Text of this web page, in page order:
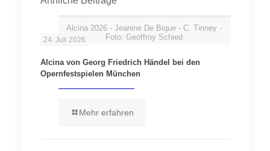
Alcina 2026 - Jeanine De Bique - C. Tinney -
Foto: Geoffroy Schied
24. Juli 2026
Alcina von Georg Friedrich Händel bei den
Opernfestspielen München
Mehr erfahren